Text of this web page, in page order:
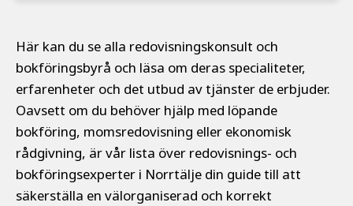
Här kan du se alla redovisningskonsult och
bokföringsbyrå och läsa om deras specialiteter,
erfarenheter och det utbud av tjänster de erbjuder.
Oavsett om du behöver hjälp med löpande
bokföring, momsredovisning eller ekonomisk
rådgivning, är vår lista över redovisnings- och
bokföringsexperter i Norrtälje din guide till att
säkerställa en välorganiserad och korrekt